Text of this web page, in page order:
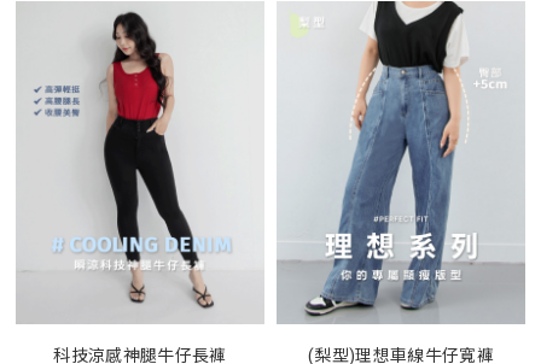
科技涼感神腿牛仔長褲
(梨型)理想車線牛仔寬褲